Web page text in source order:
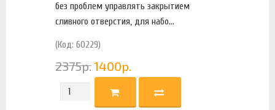
без проблем управлять закрытием
сливного отверстия, для набо...
(Код: 60229)
2375р.1400р.